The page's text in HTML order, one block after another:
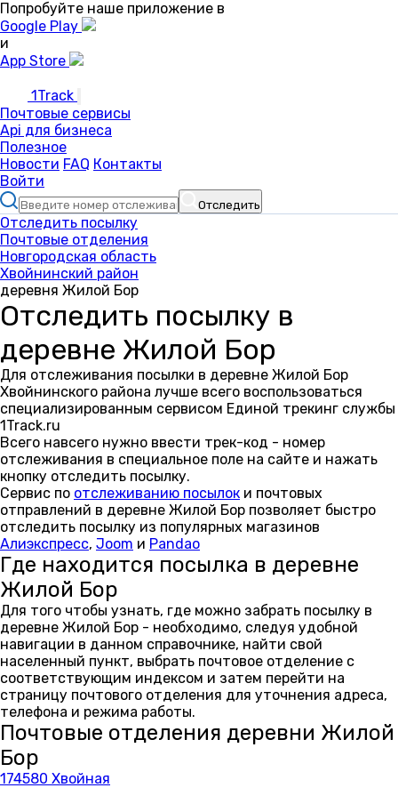
Попробуйте наше приложение в
Google Play
и
App Store
1Track
Почтовые сервисы
Api для бизнеса
Полезное
Новости FAQ Контакты
Войти
Отследить
Отследить посылку
Почтовые отделения
Новгородская область
Хвойнинский район
деревня Жилой Бор
Отследить посылку в
деревне Жилой Бор
Для отслеживания посылки в деревне Жилой Бор
Хвойнинского района лучше всего воспользоваться
специализированным сервисом Единой трекинг службы
1Track.ru
Всего навсего нужно ввести трек-код - номер
отслеживания в специальное поле на сайте и нажать
кнопку отследить посылку.
Сервис по отслеживанию посылок и почтовых
отправлений в деревне Жилой Бор позволяет быстро
отследить посылку из популярных магазинов
Алиэкспресс, Joom и Pandao
Где находится посылка в деревне
Жилой Бор
Для того чтобы узнать, где можно забрать посылку в
деревне Жилой Бор - необходимо, следуя удобной
навигации в данном справочнике, найти свой
населенный пункт, выбрать почтовое отделение с
соответствующим индексом и затем перейти на
страницу почтового отделения для уточнения адреса,
телефона и режима работы.
Почтовые отделения деревни Жилой
Бор
174580 Хвойная